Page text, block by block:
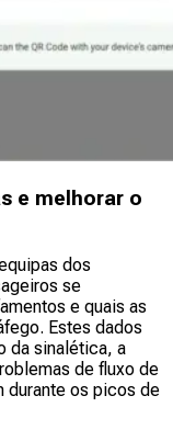
e melhorar o
dos
se
e quais as
Estes dados
da sinalética, a
de fluxo de
durante os picos de